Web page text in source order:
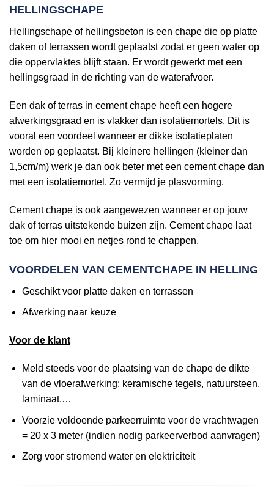
HELLINGSCHAPE
Hellingschape of hellingsbeton is een chape die op platte
daken of terrassen wordt geplaatst zodat er geen water op
die oppervlaktes blijft staan. Er wordt gewerkt met een
hellingsgraad in de richting van de waterafvoer.
Een dak of terras in cement chape heeft een hogere
afwerkingsgraad en is vlakker dan isolatiemortels. Dit is
vooral een voordeel wanneer er dikke isolatieplaten
worden op geplaatst. Bij kleinere hellingen (kleiner dan
1,5cm/m) werk je dan ook beter met een cement chape dan
met een isolatiemortel. Zo vermijd je plasvorming.
Cement chape is ook aangewezen wanneer er op jouw
dak of terras uitstekende buizen zijn. Cement chape laat
toe om hier mooi en netjes rond te chappen.
VOORDELEN VAN CEMENTCHAPE IN HELLING
Geschikt voor platte daken en terrassen
Afwerking naar keuze
Voor de klant
Meld steeds voor de plaatsing van de chape de dikte
van de vloerafwerking: keramische tegels, natuursteen,
laminaat,…
Voorzie voldoende parkeerruimte voor de vrachtwagen
= 20 x 3 meter (indien nodig parkeerverbod aanvragen)
Zorg voor stromend water en elektriciteit